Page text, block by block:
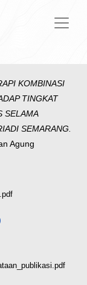
KOMBINASI
TINGKAT
SELAMA
SEMARANG.
Agung